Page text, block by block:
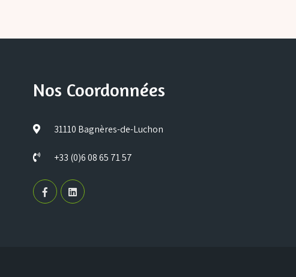
Nos Coordonnées
31110 Bagnères-de-Luchon
+33 (0)6 08 65 71 57